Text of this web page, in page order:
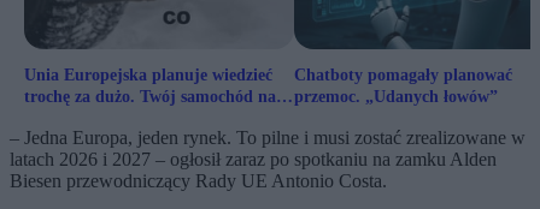
Unia Europejska planuje wiedzieć
trochę za dużo. Twój samochód na
Chatboty pomagały planować
przemoc. „Udanych łowów”
– Jedna Europa, jeden rynek. To pilne i musi zostać zrealizowane w
latach 2026 i 2027 – ogłosił zaraz po spotkaniu na zamku Alden
Biesen przewodniczący Rady UE Antonio Costa.